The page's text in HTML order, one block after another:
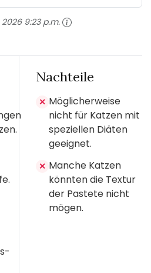
2026 9:23 p.m.
Nachteile
✕ Möglicherweise
nicht für Katzen mit
speziellen Diäten
geeignet.
✕ Manche Katzen
könnten die Textur
der Pastete nicht
mögen.